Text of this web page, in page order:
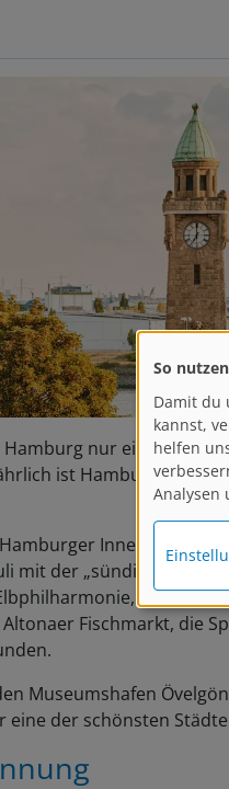
Hamburg nur einen
ist Hamburg eines
Innenstadt
mit der „sündigen
der
Fischmarkt, die
Museumshafen
eine der schönsten
So
Damit du
kannst,
helfen
Analysen